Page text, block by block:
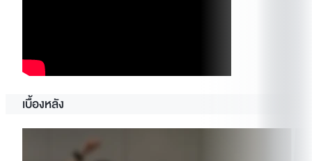
เบื้องหลัง